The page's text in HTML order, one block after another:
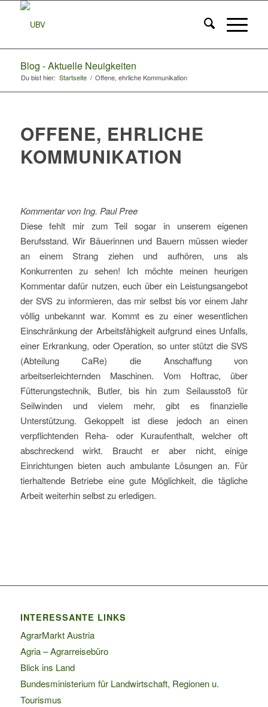
Blog - Aktuelle Neuigkeiten
Du bist hier: Startseite / Offene, ehrliche Kommunikation
OFFENE, EHRLICHE
KOMMUNIKATION
Kommentar von Ing. Paul Pree
Diese fehlt mir zum Teil sogar in unserem eigenen
Berufsstand. Wir Bäuerinnen und Bauern müssen wieder
an einem Strang ziehen und aufhören, uns als
Konkurrenten zu sehen! Ich möchte meinen heurigen
Kommentar dafür nutzen, euch über ein Leistungsangebot
der SVS zu informieren, das mir selbst bis vor einem Jahr
völlig unbekannt war. Kommt es zu einer wesentlichen
Einschränkung der Arbeitsfähigkeit aufgrund eines Unfalls,
einer Erkrankung, oder Operation, so unter stützt die SVS
(Abteilung CaRe) die Anschaffung von
arbeitserleichternden Maschinen. Vom Hoftrac, über
Fütterungstechnik, Butler, bis hin zum Seilausstoß für
Seilwinden und vielem mehr, gibt es finanzielle
Unterstützung. Gekoppelt ist diese jedoch an einen
verpflichtenden Reha- oder Kuraufenthalt, welcher oft
abschreckend wirkt. Braucht er aber nicht, einige
Einrichtungen bieten auch ambulante Lösungen an. Für
tierhaltende Betriebe eine gute Möglichkeit, die tägliche
Arbeit weiterhin selbst zu erledigen.
INTERESSANTE LINKS
AgrarMarkt Austria
Agria – Agrarreisebüro
Blick ins Land
Bundesministerium für Landwirtschaft, Regionen u.
Tourismus